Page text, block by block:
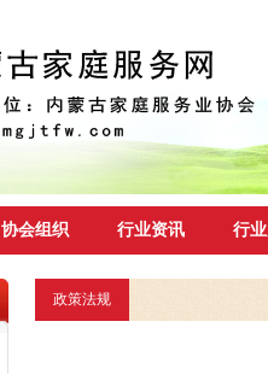
协会组织 行业资讯 行
政策法规